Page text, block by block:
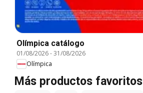
Olímpica catálogo
01/08/2026-31/08/2026
Olímpica
Más productos favoritos